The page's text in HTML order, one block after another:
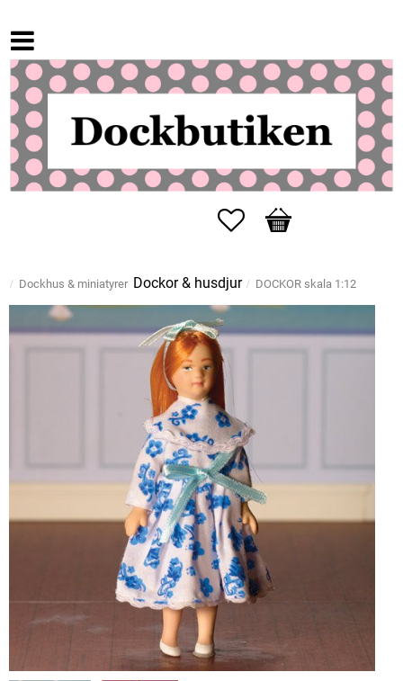
Favoriter
Kundvagn
Dockhus & miniatyrer Dockor & husdjur DOCKOR skala 1:12